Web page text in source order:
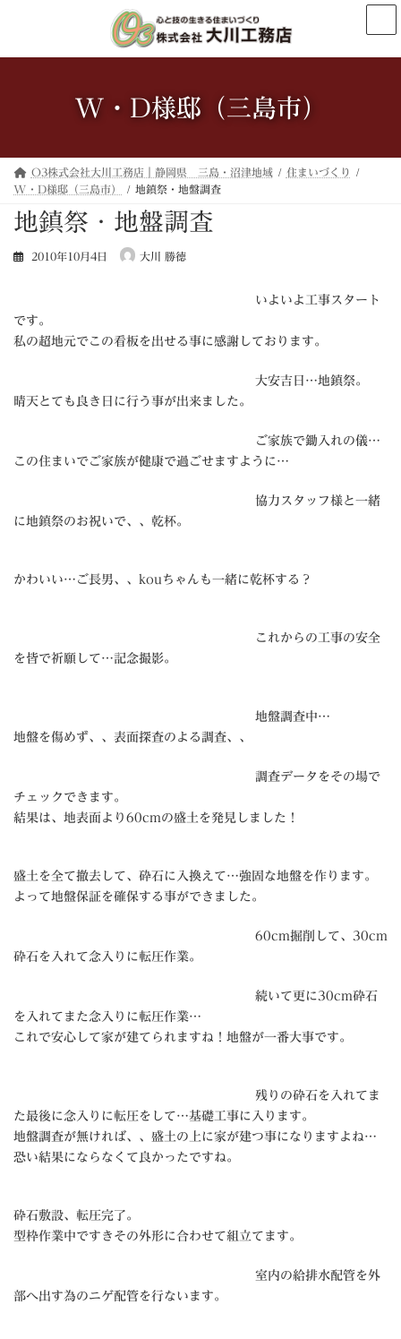
ン
ー
W・D様邸（三島市）
O3株式会社大川工務店｜静岡県 三島・沼津地域
住まいづくり
W・D様邸（三島市）
地鎮祭・地盤調査
地鎮祭・地盤調査
2010年10月4日 大川 勝徳
いよいよ工事スタート
です。
私の超地元でこの看板を出せる事に感謝しております。
大安吉日…地鎮祭。
晴天とても良き日に行う事が出来ました。
ご家族で鋤入れの儀…
この住まいでご家族が健康で過ごせますように…
協力スタッフ様と一緒
に地鎮祭のお祝いで、、乾杯。
かわいい…ご長男、、kouちゃんも一緒に乾杯する？
これからの工事の安全
を皆で祈願して…記念撮影。
地盤調査中…
地盤を傷めず、、表面探査のよる調査、、
調査データをその場で
チェックできます。
結果は、地表面より60cmの盛土を発見しました！
盛土を全て撤去して、砕石に入換えて…強固な地盤を作ります。
よって地盤保証を確保する事ができました。
60cm掘削して、30cm
砕石を入れて念入りに転圧作業。
続いて更に30cm砕石
を入れてまた念入りに転圧作業…
これで安心して家が建てられますね！地盤が一番大事です。
残りの砕石を入れてま
た最後に念入りに転圧をして…基礎工事に入ります。
地盤調査が無ければ、、盛土の上に家が建つ事になりますよね…
恐い結果にならなくて良かったですね。
砕石敷設、転圧完了。
型枠作業中ですきその外形に合わせて組立てます。
室内の給排水配管を外
部へ出す為のニゲ配管を行ないます。